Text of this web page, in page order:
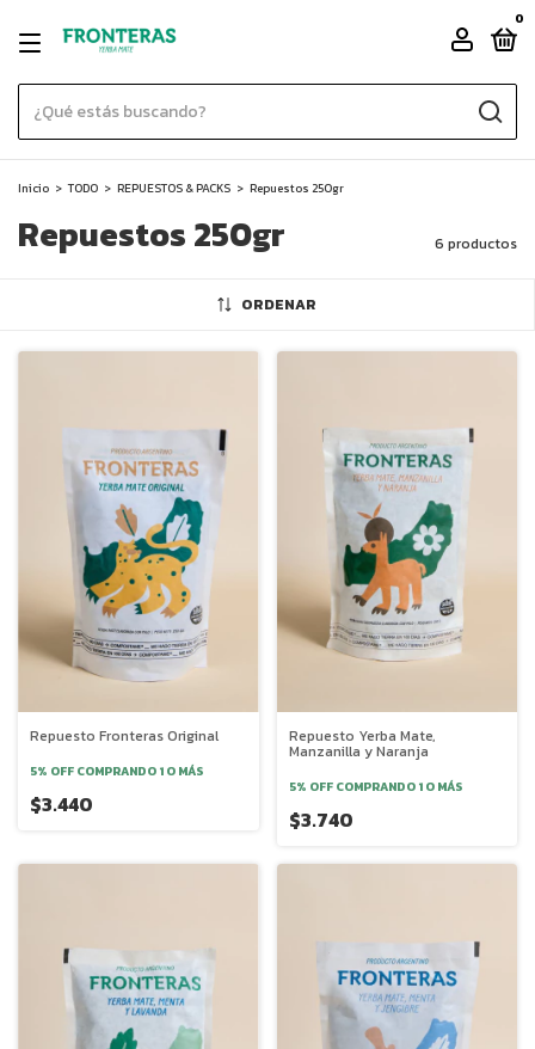
0
Inicio > TODO > REPUESTOS & PACKS > Repuestos 250gr
Repuestos 250gr 6 productos
ORDENAR
Repuesto Fronteras Original
5% OFF COMPRANDO 1 O MÁS
$3.440
Repuesto Yerba Mate,
Manzanilla y Naranja
5% OFF COMPRANDO 1 O MÁS
$3.740